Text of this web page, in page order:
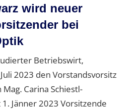
wird neuer
bei
Betriebswirt,
2023 den Vorstandsvorsitz
Carina Schiestl-
Jänner 2023 Vorsitzende